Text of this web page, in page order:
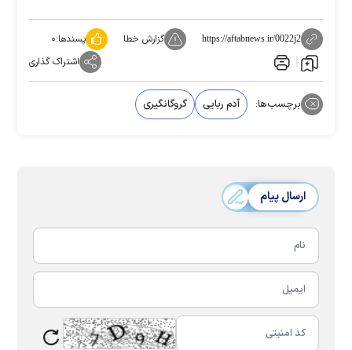
https://aftabnews.ir/0022j2 گزارش خطا پسندها:۰
اشتراک گذاری
برچسب‌ها: آدم ربایی گروگانگیری
ارسال پیام